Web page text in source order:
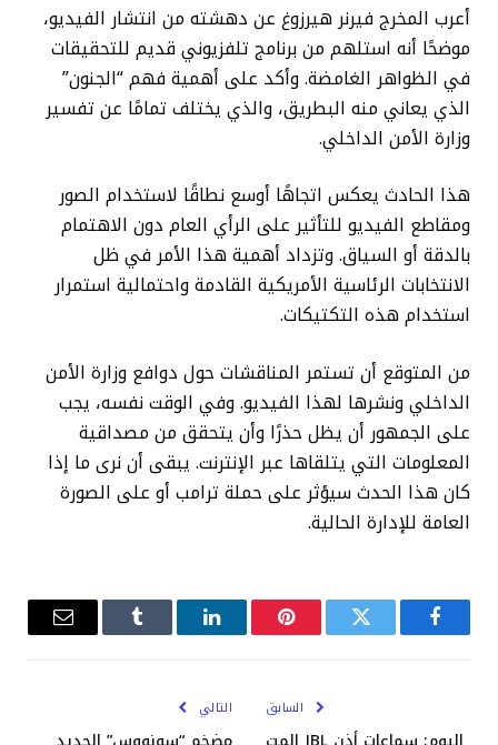
أعرب المخرج فيرنر هيرزوغ عن دهشته من انتشار الفيديو،
موضحًا أنه استلهم من برنامج تلفزيوني قديم للتحقيقات
في الظواهر الغامضة. وأكد على أهمية فهم “الجنون”
الذي يعاني منه البطريق، والذي يختلف تمامًا عن تفسير
وزارة الأمن الداخلي.
هذا الحادث يعكس اتجاهًا أوسع نطاقًا لاستخدام الصور
ومقاطع الفيديو للتأثير على الرأي العام دون الاهتمام
بالدقة أو السياق. وتزداد أهمية هذا الأمر في ظل
الانتخابات الرئاسية الأمريكية القادمة واحتمالية استمرار
استخدام هذه التكتيكات.
من المتوقع أن تستمر المناقشات حول دوافع وزارة الأمن
الداخلي ونشرها لهذا الفيديو. وفي الوقت نفسه، يجب
على الجمهور أن يظل حذرًا وأن يتحقق من مصداقية
المعلومات التي يتلقاها عبر الإنترنت. يبقى أن نرى ما إذا
كان هذا الحدث سيؤثر على حملة ترامب أو على الصورة
العامة للإدارة الحالية.
فيسبوكتويتر بينتيريستلينكدإن Tumblrالبريد
السابق التالي